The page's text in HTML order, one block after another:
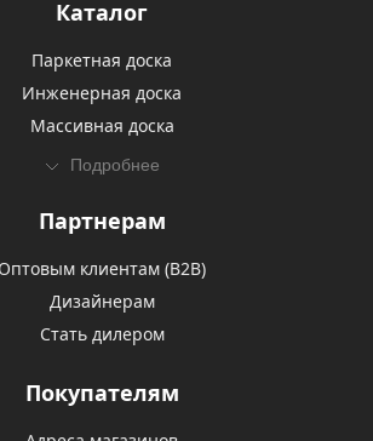
Каталог
Паркетная доска
Инженерная доска
Массивная доска
Подробнее
Партнерам
Оптовым клиентам (В2В)
Дизайнерам
Стать дилером
Покупателям